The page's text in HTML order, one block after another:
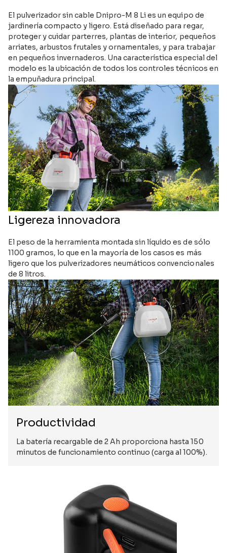
El pulverizador sin cable Dnipro-M 8 Li es un equipo de
jardinería compacto y ligero. Está diseñado para regar,
proteger y cuidar parterres, plantas de interior, pequeños
arriates, arbustos frutales y ornamentales, y para trabajar
en pequeños invernaderos. Una característica especial del
modelo es la ubicación de todos los controles técnicos en
la empuñadura principal.
Ligereza innovadora
El peso de la herramienta montada sin líquido es de sólo
1100 gramos, lo que en la mayoría de los casos es más
ligero que los pulverizadores neumáticos convencionales
de 8 litros.
Productividad
La batería recargable de 2 Ah proporciona hasta 150
minutos de funcionamiento continuo (carga al 100%).